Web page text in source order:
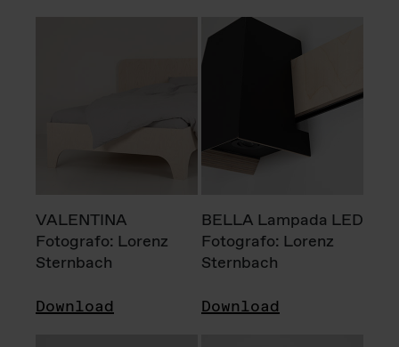
VALENTINA
Fotografo: Lorenz
Sternbach
Download
BELLA Lampada LED
Fotografo: Lorenz
Sternbach
Download